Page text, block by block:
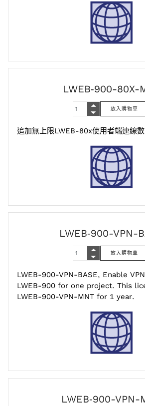
LWEB‑900-80X-
追加無上限LWEB-80x使用者端連線數
LWEB‑900-VPN-
LWEB-900-VPN-BASE, Enable
LWEB-900 for one project. This
LWEB-900-VPN-MNT for 1 year.
LWEB‑900-VPN-